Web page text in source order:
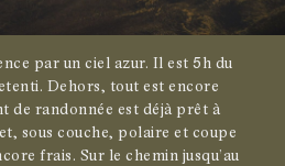
par un ciel azur. Il est 5h du
Dehors, tout est encore
de randonnée est déjà prêt à
sous couche, polaire et coupe
frais. Sur le chemin jusqu’au